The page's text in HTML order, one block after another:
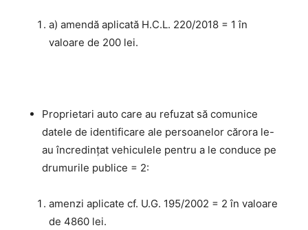
a) amendă aplicată H.C.L. 220/2018 = 1 în
valoare de 200 lei.
Proprietari auto care au refuzat să comunice
datele de identificare ale persoanelor cărora le-
au încredinţat vehiculele pentru a le conduce pe
drumurile publice = 2:
amenzi aplicate cf. U.G. 195/2002 = 2 în valoare
de 4860 lei.